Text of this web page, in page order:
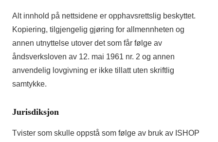
Alt innhold på nettsidene er opphavsrettslig beskyttet.
Kopiering, tilgjengelig gjøring for allmennheten og
annen utnyttelse utover det som får følge av
åndsverksloven av 12. mai 1961 nr. 2 og annen
anvendelig lovgivning er ikke tillatt uten skriftlig
samtykke.
Jurisdiksjon
Tvister som skulle oppstå som følge av bruk av ISHOP